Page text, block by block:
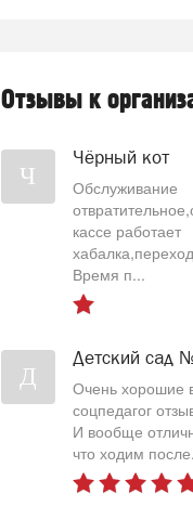
Отзывы к
Ч
Чёрный кот
Обслуживание
кассе работает
Время п...
Д
Детский сад
Очень хорошие
соцпедагог
И вообще
что ходим